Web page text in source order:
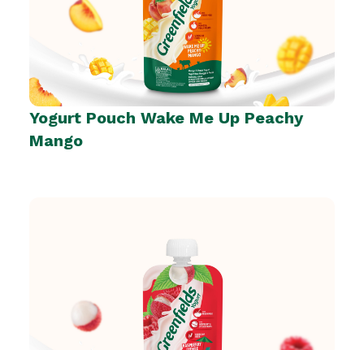
Yogurt Pouch Wake Me Up Peachy
Mango